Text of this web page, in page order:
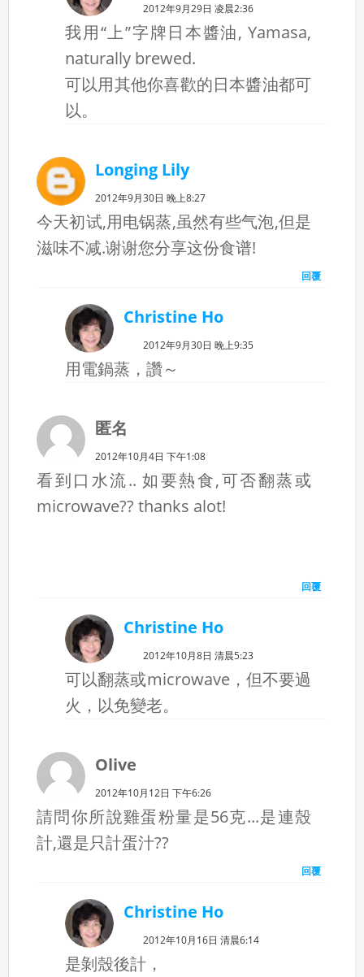
2012年9月29日 凌晨2:36
我用“上”字牌日本醬油, Yamasa,
naturally brewed.
可以用其他你喜歡的日本醬油都可
以。
Longing Lily
2012年9月30日 晚上8:27
今天初试,用电锅蒸,虽然有些气泡,但是
滋味不减.谢谢您分享这份食谱!
回覆
Christine Ho
2012年9月30日 晚上9:35
用電鍋蒸，讚～
匿名
2012年10月4日 下午1:08
看到口水流.. 如要熱食,可否翻蒸或
microwave?? thanks alot!
回覆
Christine Ho
2012年10月8日 清晨5:23
可以翻蒸或microwave，但不要過
火，以免變老。
Olive
2012年10月12日 下午6:26
請問你所說雞蛋粉量是56克...是連殼
計,還是只計蛋汁??
回覆
Christine Ho
2012年10月16日 清晨6:14
是剝殼後計，